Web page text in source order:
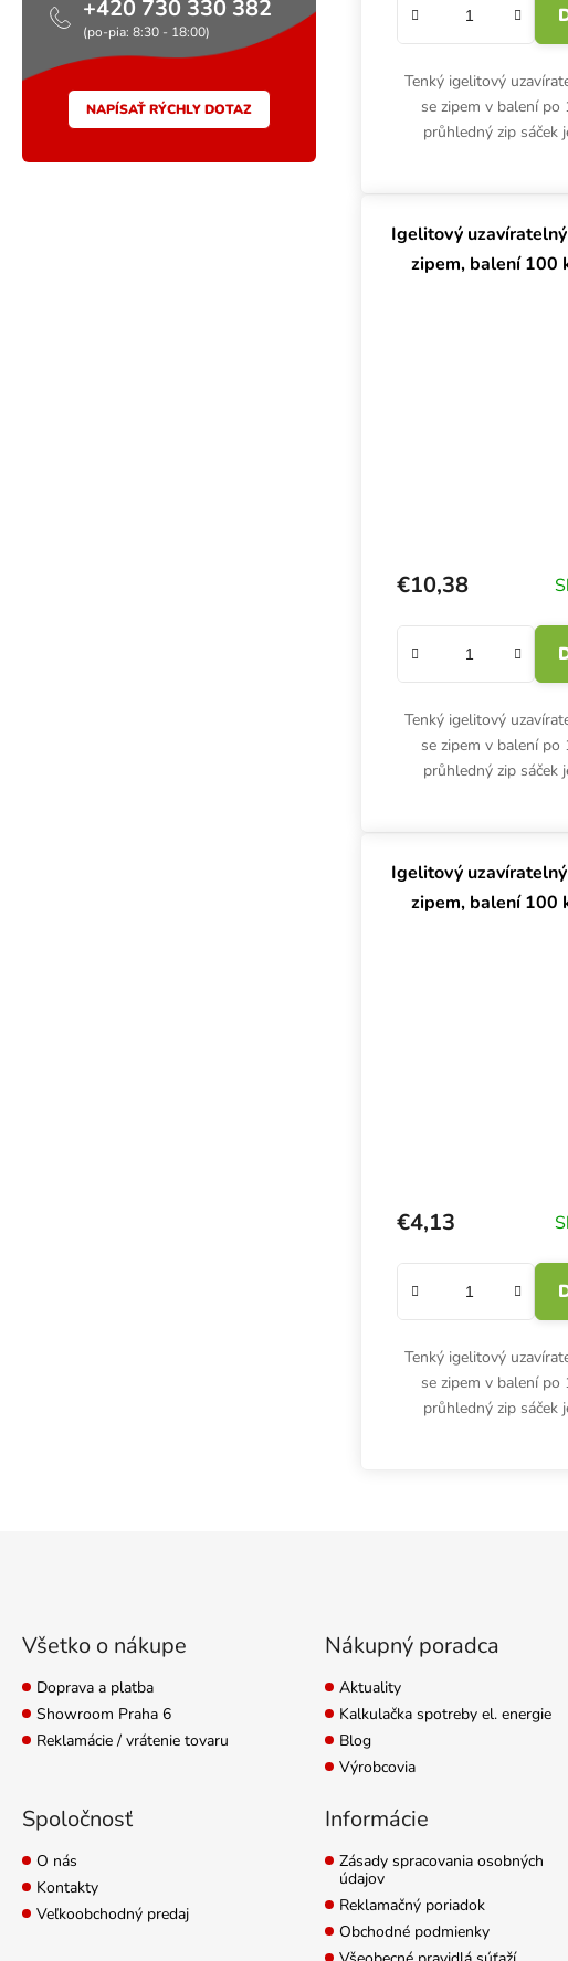
+420 730 330 382
(po-pia: 8:30 - 18:00)
NAPÍSAŤ RÝCHLY DOTAZ
Tenký igelitový
se zipem v balení po
průhledný zip sáček
Igelitový
zipem, balení 100
€10,38
Tenký igelitový
se zipem v balení po
průhledný zip sáček
Igelitový
zipem, balení 100
€4,13
Tenký igelitový
se zipem v balení po
průhledný zip sáček
Všetko o nákupe
Doprava a platba
Showroom Praha 6
Reklamácie / vrátenie tovaru
Nákupný poradca
Aktuality
Kalkulačka spotreby el. energie
Blog
Výrobcovia
Spoločnosť
O nás
Kontakty
Veľkoobchodný predaj
Informácie
Zásady spracovania osobných
údajov
Reklamačný poriadok
Obchodné podmienky